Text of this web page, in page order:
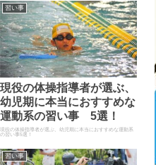
習い事
現役の体操指導者が選ぶ、
幼児期に本当におすすめな
運動系の習い事 5選！
現役の体操指導者が選ぶ、幼児期に本当におすすめな運動系
の習い事5選！
習い事